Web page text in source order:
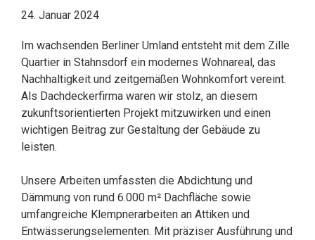
24. Januar 2024
Im wachsenden Berliner Umland entsteht mit dem Zille
Quartier in Stahnsdorf ein modernes Wohnareal, das
Nachhaltigkeit und zeitgemäßen Wohnkomfort vereint.
Als Dachdeckerfirma waren wir stolz, an diesem
zukunftsorientierten Projekt mitzuwirken und einen
wichtigen Beitrag zur Gestaltung der Gebäude zu
leisten.
Unsere Arbeiten umfassten die Abdichtung und
Dämmung von rund 6.000 m² Dachfläche sowie
umfangreiche Klempnerarbeiten an Attiken und
Entwässerungselementen. Mit präziser Ausführung und